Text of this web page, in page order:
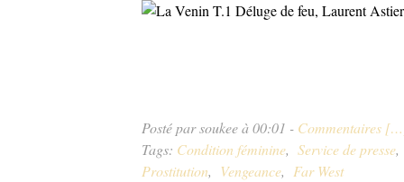
Posté par soukee à 00:01 - Commentaires […
Tags: Condition féminine, Service de presse
Prostitution, Vengeance, Far West